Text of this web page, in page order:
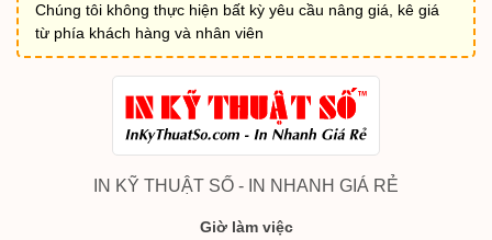
Chúng tôi không thực hiện bất kỳ yêu cầu nâng giá, kê giá
từ phía khách hàng và nhân viên
IN KỸ THUẬT SỐ - IN NHANH GIÁ RẺ
Giờ làm việc